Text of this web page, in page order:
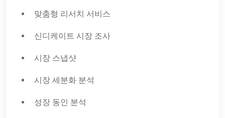
맞춤형 리서치 서비스
신디케이트 시장 조사
시장 스냅샷
시장 세분화 분석
성장 동인 분석